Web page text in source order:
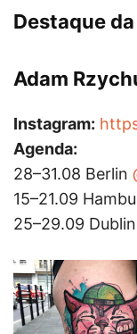
Destaque da
Adam
Instagram:
Agenda:
28–31.08 Berlin
15–21.09
25–29.09 Dublin